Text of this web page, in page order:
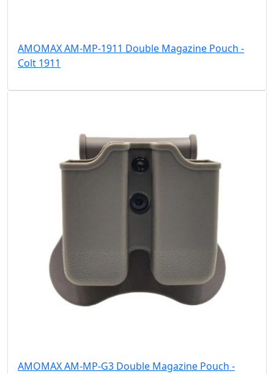
AMOMAX AM-MP-1911 Double Magazine Pouch -
Colt 1911
AMOMAX AM-MP-G3 Double Magazine Pouch -